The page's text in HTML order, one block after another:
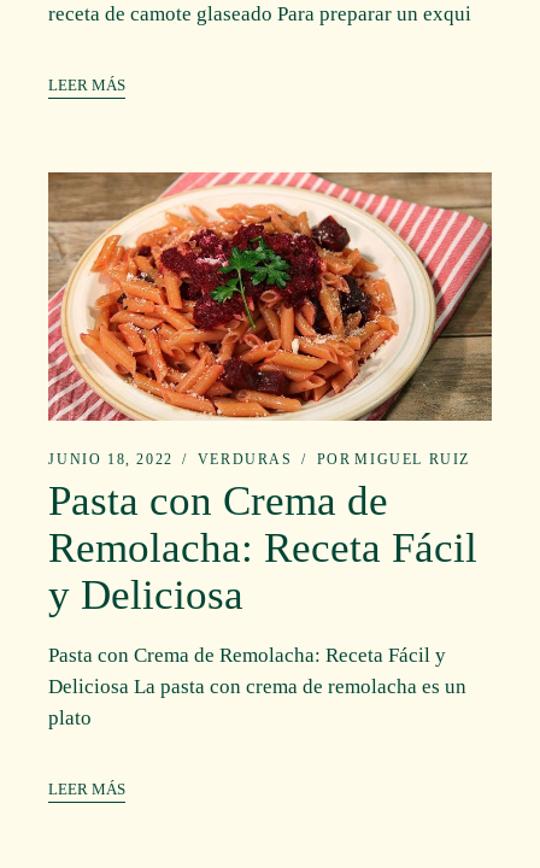
receta de camote glaseado Para preparar un exqui
LEER MÁS
JUNIO 18, 2022 VERDURAS POR MIGUEL RUIZ
Pasta con Crema de
Remolacha: Receta Fácil
y Deliciosa
Pasta con Crema de Remolacha: Receta Fácil y
Deliciosa La pasta con crema de remolacha es un
plato
LEER MÁS